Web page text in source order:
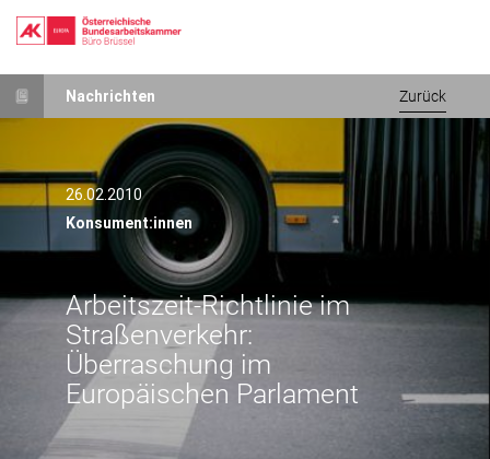
Direkt
zum
Nachrichten Zurück
26.02.2010
Konsument:innen
Arbeitszeit-Richtlinie im
Straßenverkehr:
Überraschung im
Europäischen Parlament